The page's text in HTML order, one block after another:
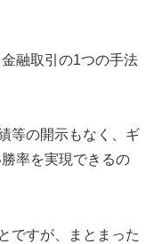
融取引の1つの手法
等の開示もなく、ギ
率を実現できるの
ですが、まとまった